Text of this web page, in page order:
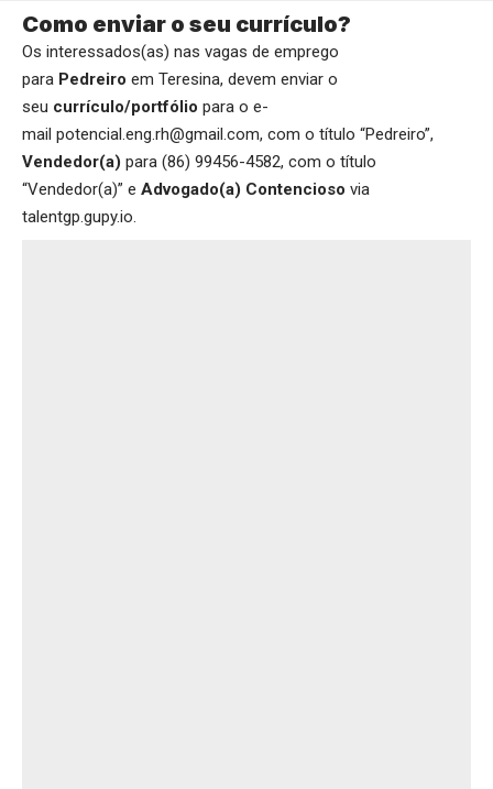
Como enviar o seu currículo?
Os interessados(as) nas vagas de emprego
para Pedreiro em Teresina, devem enviar o
seu currículo/portfólio para o e-
mail potencial.eng.rh@gmail.com, com o título “Pedreiro”,
Vendedor(a) para (86) 99456-4582, com o título
“Vendedor(a)” e Advogado(a) Contencioso via
talentgp.gupy.io